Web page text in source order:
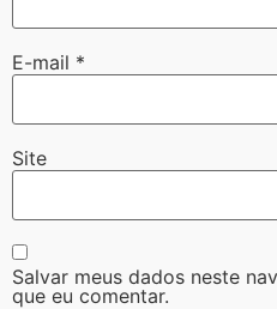
E-mail *
Site
Salvar meus dados neste
que eu comentar.